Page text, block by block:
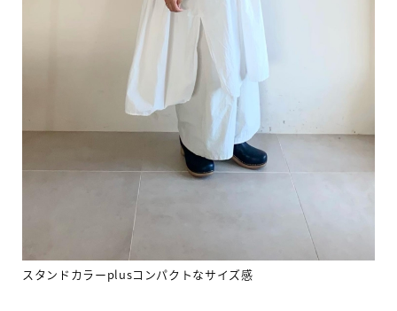
スタンドカラーplusコンパクトなサイズ感